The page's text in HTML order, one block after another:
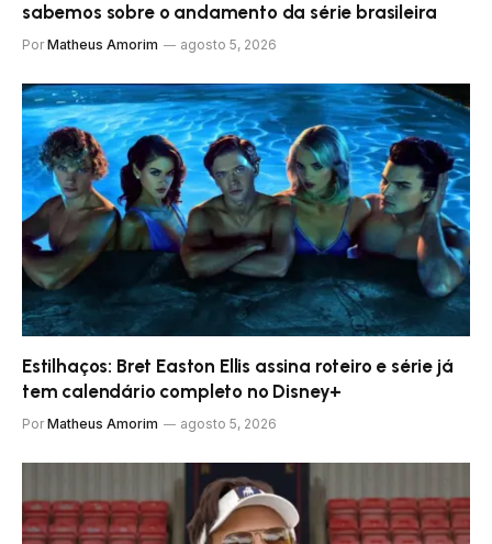
sabemos sobre o andamento da série brasileira
Por Matheus Amorim agosto 5, 2026
Estilhaços: Bret Easton Ellis assina roteiro e série já
tem calendário completo no Disney+
Por Matheus Amorim agosto 5, 2026